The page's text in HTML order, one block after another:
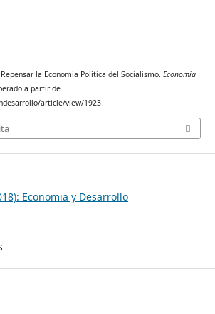
la Economía Política del Socialismo. Economía
a partir de
article/view/1923
Economia y Desarrollo